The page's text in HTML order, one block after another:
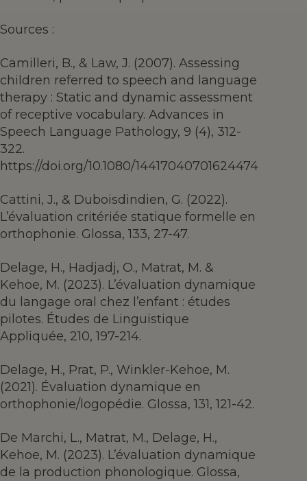
Sources :
Camilleri, B., & Law, J. (2007). Assessing
children referred to speech and language
therapy : Static and dynamic assessment
of receptive vocabulary. Advances in
Speech Language Pathology, 9 (4), 312-
322.
https://doi.org/10.1080/14417040701624474
Cattini, J., & Duboisdindien, G. (2022).
L’évaluation critériée statique formelle en
orthophonie. Glossa, 133, 27-47.
Delage, H., Hadjadj, O., Matrat, M. &
Kehoe, M. (2023). L’évaluation dynamique
du langage oral chez l’enfant : études
pilotes. Études de Linguistique
Appliquée, 210, 197-214.
Delage, H., Prat, P., Winkler-Kehoe, M.
(2021). Évaluation dynamique en
orthophonie/logopédie. Glossa, 131, 121-42.
De Marchi, L., Matrat, M., Delage, H.,
Kehoe, M. (2023). L’évaluation dynamique
de la production phonologique. Glossa,